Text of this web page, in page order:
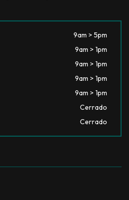
9am > 5pm
9am > 1pm
9am > 1pm
9am > 1pm
9am > 1pm
Cerrado
Cerrado